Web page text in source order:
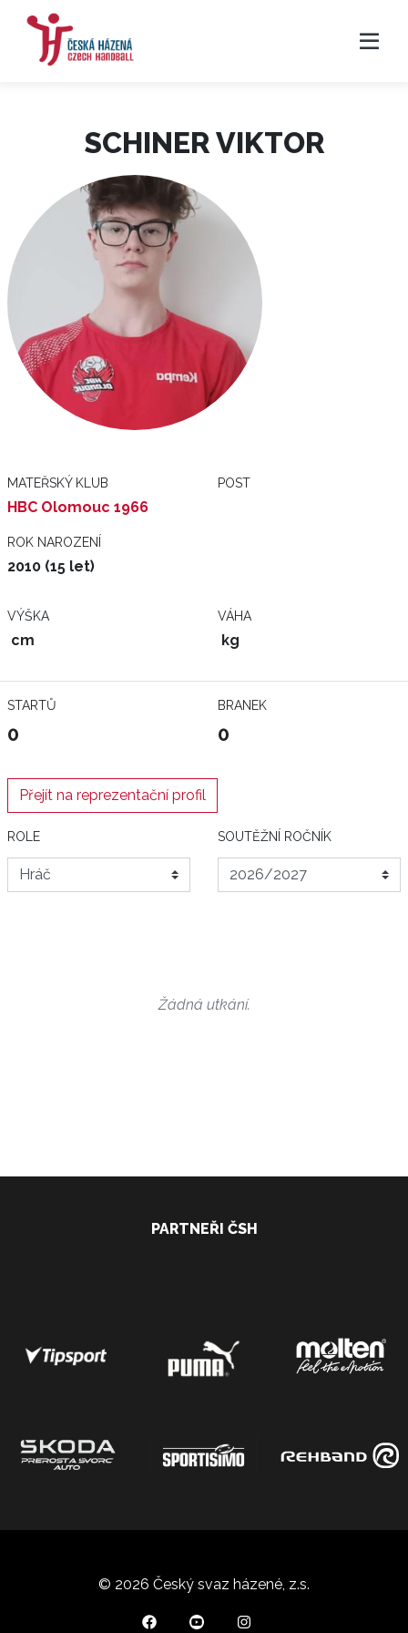
SCHINER VIKTOR
MATEŘSKÝ KLUB
HBC Olomouc 1966
POST
ROK NAROZENÍ
2010 (15 let)
VÝŠKA
cm
VÁHA
kg
STARTŮ
0
BRANEK
0
Přejít na reprezentační profil
ROLE SOUTĚŽNÍ ROČNÍK
Žádná utkání.
PARTNEŘI ČSH
© 2026 Český svaz házené, z.s.